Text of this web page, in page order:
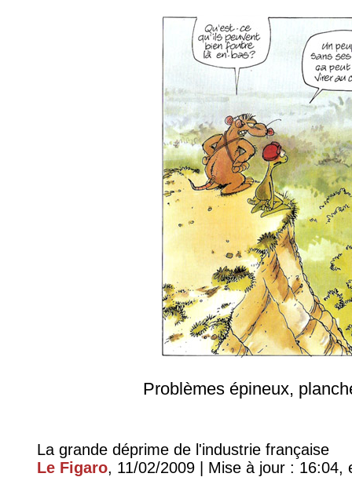
Problèmes épineux,
La grande déprime de l'industrie française
Le Figaro, 11/02/2009 | Mise à jour : 16:04,